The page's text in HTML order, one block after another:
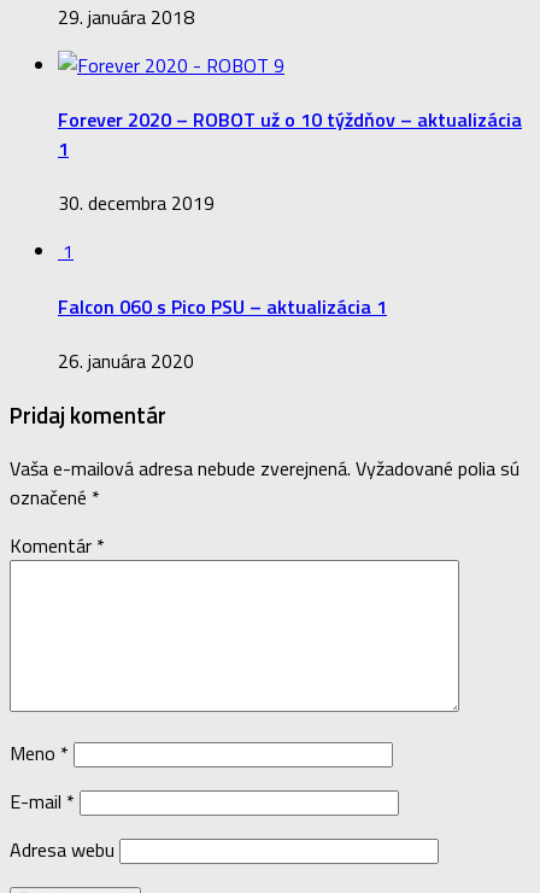
29. januára 2018
9
Forever 2020 – ROBOT už o 10 týždňov – aktualizácia
1
30. decembra 2019
1
Falcon 060 s Pico PSU – aktualizácia 1
26. januára 2020
Pridaj komentár
Vaša e-mailová adresa nebude zverejnená. Vyžadované polia sú
označené *
Komentár *
Meno *
E-mail *
Adresa webu